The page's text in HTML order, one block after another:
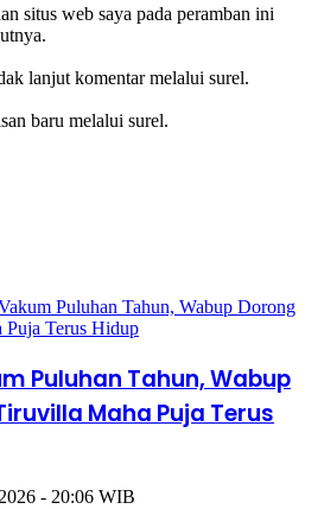
situs web saya pada peramban ini
lanjut komentar melalui surel.
baru melalui surel.
Puluhan Tahun, Wabup
Maha Puja Terus
- 20:06 WIB